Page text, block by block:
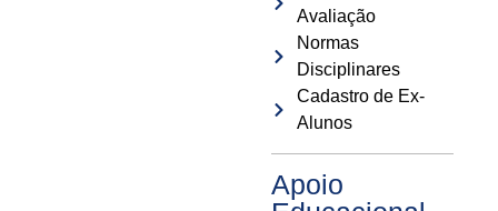
Avaliação
Normas
Disciplinares
Cadastro de Ex-
Alunos
Apoio